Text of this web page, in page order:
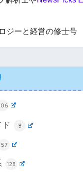
ジーと経営の修士号
ド 8
57
128